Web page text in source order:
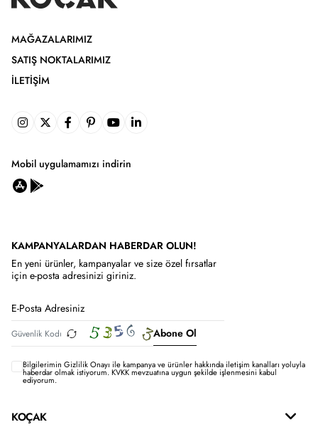
MAĞAZALARIMIZ
SATIŞ NOKTALARIMIZ
İLETIŞIM
Mobil uygulamamızı indirin
KAMPANYALARDAN HABERDAR OLUN!
En yeni ürünler, kampanyalar ve size özel fırsatlar
için e-posta adresinizi giriniz.
Abone Ol
Bilgilerimin Gizlilik Onayı ile kampanya ve ürünler hakkında iletişim kanalları yoluyla
haberdar olmak istiyorum.KVKK mevzuatına uygun şekilde işlenmesini kabul
ediyorum.
KOÇAK